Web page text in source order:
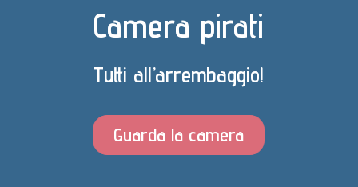
Camera pirati
Tutti all’arrembaggio!
Guarda la camera